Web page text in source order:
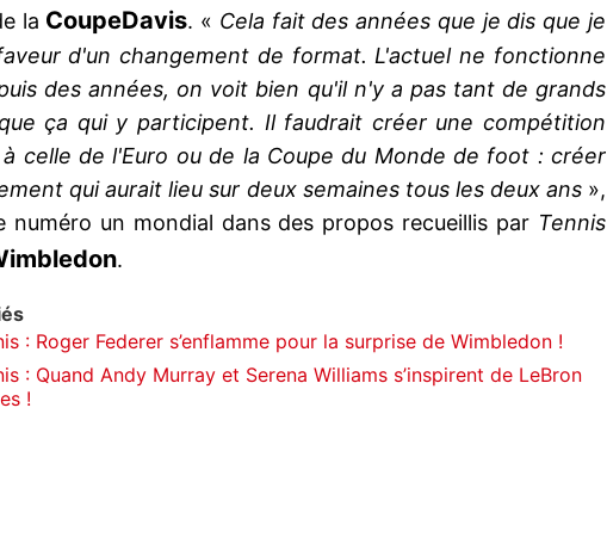
la CoupeDavis. « Cela fait des années que je dis que je
d'un changement de format. L'actuel ne fonctionne
des années, on voit bien qu'il n'y a pas tant de grands
ça qui y participent. Il faudrait créer une compétition
à celle de l'Euro ou de la Coupe du Monde de foot : créer
qui aurait lieu sur deux semaines tous les deux ans»,
numéro un mondial dans des propos recueillis par Tennis
.
: Roger Federer s’enflamme pour la surprise de Wimbledon !
: Quand Andy Murray et Serena Williams s’inspirent de LeBron
!